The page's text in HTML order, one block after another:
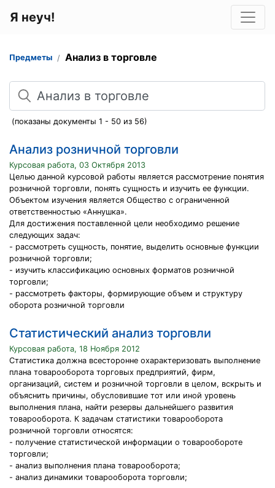
Я неуч!
Предметы Анализ в торговле
Поиск
(показаны документы 1 - 50 из 56)
Анализ розничной торговли
Курсовая работа, 03 Октября 2013
Целью данной курсовой работы является рассмотрение понятия
розничной торговли, понять сущность и изучить ее функции.
Объектом изучения является Общество с ограниченной
ответственностью «Аннушка».
Для достижения поставленной цели необходимо решение
следующих задач:
- рассмотреть сущность, понятие, выделить основные функции
розничной торговли;
- изучить классификацию основных форматов розничной
торговли;
- рассмотреть факторы, формирующие объем и структуру
оборота розничной торговли
Статистический анализ торговли
Курсовая работа, 18 Ноября 2012
Статистика должна всесторонне охарактеризовать выполнение
плана товарооборота торговых предприятий, фирм,
организаций, систем и розничной торговли в целом, вскрыть и
объяснить причины, обусловившие тот или иной уровень
выполнения плана, найти резервы дальнейшего развития
товарооборота. К задачам статистики товарооборота
розничной торговли относятся:
- получение статистической информации о товарообороте
торговли;
- анализ выполнения плана товарооборота;
- анализ динамики товарооборота торговли;